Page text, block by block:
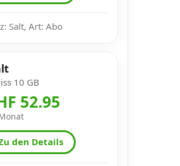
Salt, Art: Abo
10 GB
52.95
den Details